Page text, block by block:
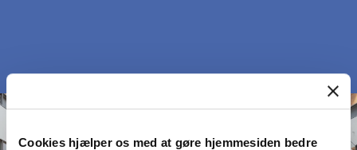
Cookies hjælper os med at gøre hjemmesiden bedre